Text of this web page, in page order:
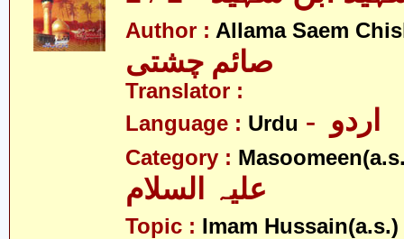
Author : Allama Saem
صائم چشتی
Translator :
Language : Urdu
Category :
Topic : Imam Hussain(a.s.)